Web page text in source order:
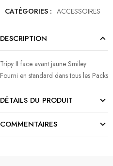
CATÉGORIES : ACCESSOIRES
DESCRIPTION
Tripy II face avant jaune Smiley
Fourni en standard dans tous les Packs
DÉTAILS DU PRODUIT
COMMENTAIRES